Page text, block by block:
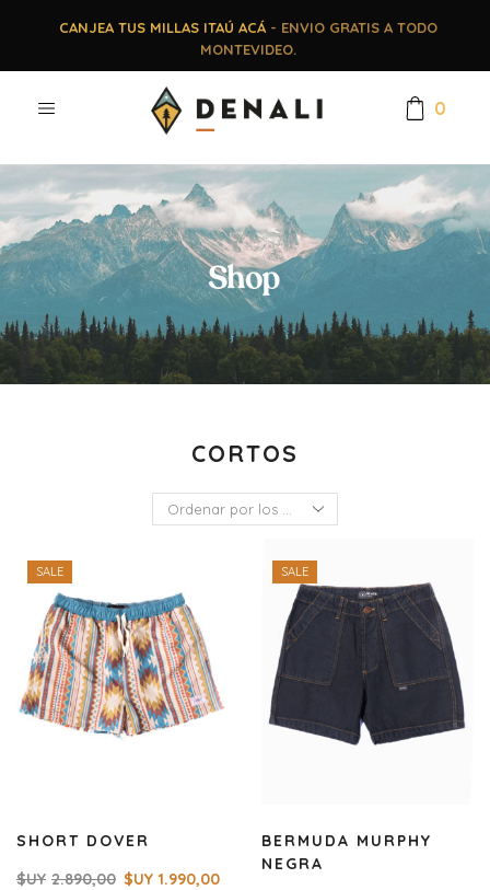
CANJEA TUS MILLAS ITAÚ ACÁ- ENVIO GRATIS A TODO
MONTEVIDEO.
0
CORTOS
SALE
SHORT DOVER
$UY 2.890,00 $UY 1.990,00
SALE
BERMUDA MURPHY
NEGRA